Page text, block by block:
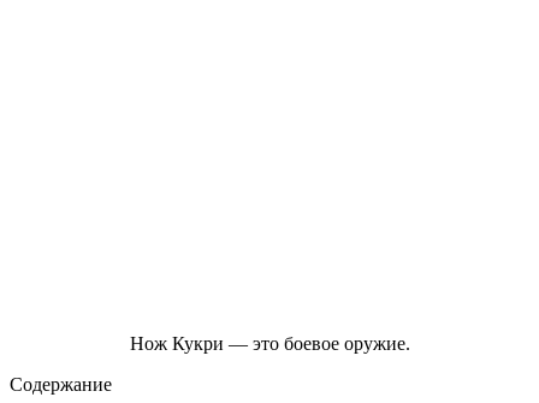
Нож Кукри — это боевое оружие.
Содержание